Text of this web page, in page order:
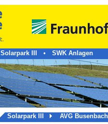
Solarpark III • SWK Anlagen
Solarpark III AVG